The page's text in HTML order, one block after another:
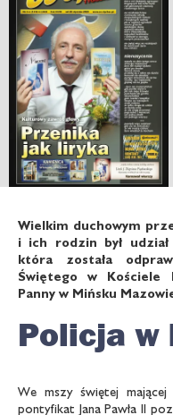
Wielkim duchowym
i ich rodzin był
która została
Świętego w Kościele
Panny w Mińsku
Policja w
We mszy świętej mającej
pontyfikat Jana Pawła II